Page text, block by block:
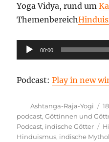
Yoga Vidya, rund um
Themenbereich
Audio-
Player
00:00
Podcast:Play in new
Autor
Ashtanga-Raja-Yogi
podcast,Göttinnen und
Podcast, indische Götter
Hinduismus, indische